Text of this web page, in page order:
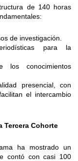
de 140 horas
de investigación.
para la
los conocimientos
presencial, con
el intercambio
Tercera Cohorte
ha mostrado un
contó con casi 100